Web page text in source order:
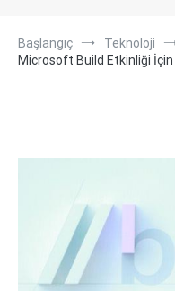
Başlangıç
Teknoloji
Microsoft Build Etkinliği